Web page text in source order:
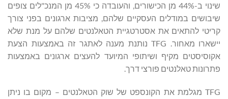
שינוי ב-44% מן הכישורים, והעובדה כי 45% מן המנכ"לים צופים
שיבושים במודלים העסקיים שלהם, מציבות ארגונים בפני צורך
קריטי להתאים את אסטרטגיית הטאלנטים שלהם על מנת שלא
יישארו מאחור. TFG נותנת מענה לאתגר זה באמצעות הצעת
אקוסיסטים מקיף ושיתופי המיועד להעצים ארגונים באמצעות
פתרונות טאלנטים פורצי דרך.
TFG מגלמת את הקונספט של שוק הטאלנטים – מקום בו ניתן